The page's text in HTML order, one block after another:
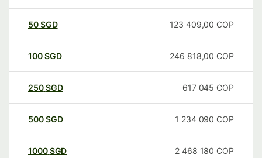
50SGD 123 409,00 COP
100SGD 246 818,00 COP
250SGD 617 045 COP
500SGD 1 234 090 COP
1000SGD 2 468 180 COP